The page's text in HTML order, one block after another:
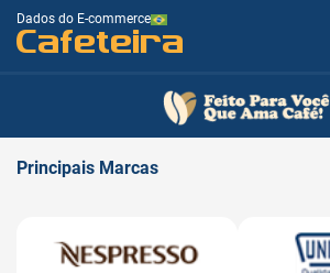
Dados do E-commerce
Cafeteira
Principais Marcas